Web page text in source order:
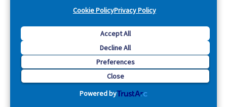
Cookie PolicyPrivacy Policy
Accept All
Decline All
Preferences
Close
Powered by
Copyright © 2026 Acquia, Inc. All Rights Reserved.
Drupal is a registered trademark of Dries Buytaert.